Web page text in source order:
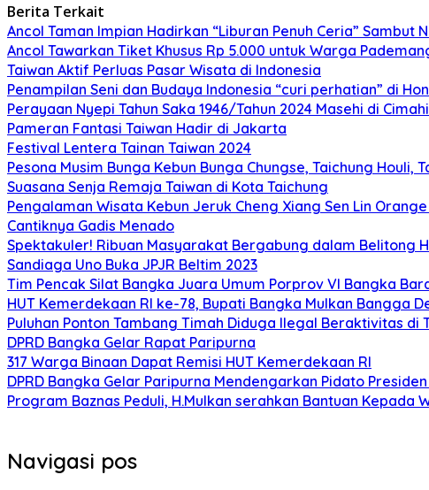
Berita Terkait
Ancol Taman Impian Hadirkan “Liburan Penuh Ceria” Sambut
Ancol Tawarkan Tiket Khusus Rp 5.000 untuk Warga
Taiwan Aktif Perluas Pasar Wisata di Indonesia
Penampilan Seni dan Budaya Indonesia “curi perhatian” di
Perayaan Nyepi Tahun Saka 1946/Tahun 2024 Masehi di
Pameran Fantasi Taiwan Hadir di Jakarta
Festival Lentera Tainan Taiwan 2024
Pesona Musim Bunga Kebun Bunga Chungse, Taichung Houli,
Suasana Senja Remaja Taiwan di Kota Taichung
Pengalaman Wisata Kebun Jeruk Cheng Xiang Sen Lin
Cantiknya Gadis Menado
Spektakuler! Ribuan Masyarakat Bergabung dalam Belitong
Sandiaga Uno Buka JPJR Beltim 2023
Tim Pencak Silat Bangka Juara Umum Porprov VI Bangka
HUT Kemerdekaan RI ke-78, Bupati Bangka Mulkan Bangga
Puluhan Ponton Tambang Timah Diduga Ilegal Beraktivitas di
DPRD Bangka Gelar Rapat Paripurna
317 Warga Binaan Dapat Remisi HUT Kemerdekaan RI
DPRD Bangka Gelar Paripurna Mendengarkan Pidato
Program Baznas Peduli, H.Mulkan serahkan Bantuan Kepada
Navigasi pos